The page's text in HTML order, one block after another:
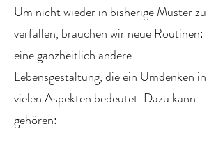
Um nicht wieder in bisherige Muster zu
verfallen, brauchen wir neue Routinen:
eine ganzheitlich andere
Lebensgestaltung, die ein Umdenken in
vielen Aspekten bedeutet. Dazu kann
gehören: